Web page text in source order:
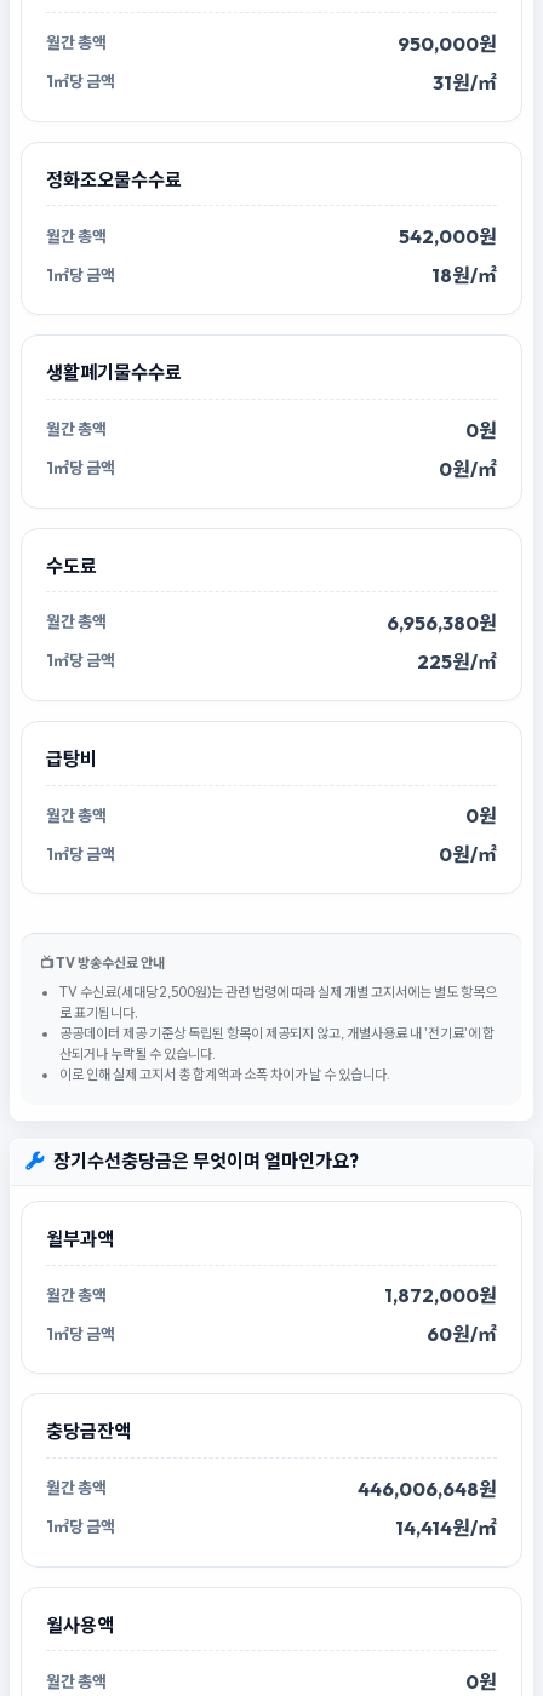
950,000원
31원/㎡
정화조오물수수료
542,000원
18원/㎡
생활폐기물수수료
0원
0원/㎡
수도료
6,956,380원
225원/㎡
급탕비
0원
0원/㎡
📺 TV 방송수신료 안내
TV 수신료(세대당 2,500원)는 관련 법령에 따라 실제 개별 고지서에는 별도 항목으
로 표기됩니다.
공공데이터 제공 기준상 독립된 항목이 제공되지 않고, 개별사용료 내 '전기료'에 합
산되거나 누락될 수 있습니다.
이로 인해 실제 고지서 총 합계액과 소폭 차이가 날 수 있습니다.
장기수선충당금은 무엇이며 얼마인가요?
월부과액
1,872,000원
60원/㎡
충당금잔액
446,006,648원
14,414원/㎡
월사용액
0원